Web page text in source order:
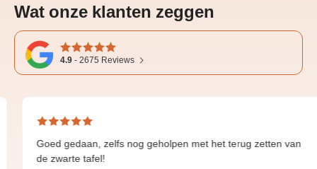
Wat onze klanten zeggen
4.9 - 2675 Reviews
gedaan, zelfs nog geholpen met het terug zetten van
tafel!